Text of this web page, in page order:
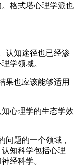
格式塔心理学派也
知途径也已经渗
学领域。
也应该能够适用
心理学的生态学效
题的一个领域，
知科学包括心理
经科学。